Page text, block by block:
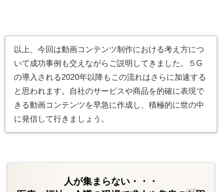
以上、今回は動画コンテンツ制作における考え方につ
いて成功事例も交えながらご説明してきました。５G
の導入される2020年以降もこの流れはさらに加速する
と思われます。自社のサービスや商品を的確に表現で
きる動画コンテンツを早急に作成し、積極的に世の中
に発信して行きましょう。
人が集まらない・・・